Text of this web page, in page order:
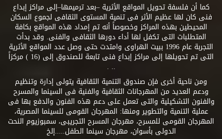
كما أن فلسفة تحويل المواقع الأثرية –بعد ترميمها–إلى مراكز إبداع
فنى كان لها عظيم الأثر فى تنمية المستوى الثقافى لجموع السكان
المحيطين بهذه المراكز وخصوصاً أنه تم إمداد هذه المواقع بكافة
المتطلبات التى تكفل لها أداء دورها الثقافى والفنى. وقد بدأت
التجربة عام 1996 ببيت الهراوى وامتدت حتى وصل عدد المواقع الأثرية
التى تم تحويلها إلى مراكز إبداع فنى تابعة للصندوق إلى (16 ) مركزاً
.. .
ومن ناحية أخرى فإن صندوق التنمية الثقافية يتولى إدارة وتنظيم
ودعم العديد من المهرجانات الثقافية والفنية فى السينما والمسرح
والفنون التشكيلية والتى تعمل على دعم هذه الفنون والدفع بها فى
عملية التنمية والتطوير ومنها: المهرجان القومى للسينما المصرية،
المهرجان القومى للمسرح، مهرجان المسرح التجريبى، سمبوزيوم النحت
الدولى بأسوان، مهرجان سينما الطفل.....إلخ